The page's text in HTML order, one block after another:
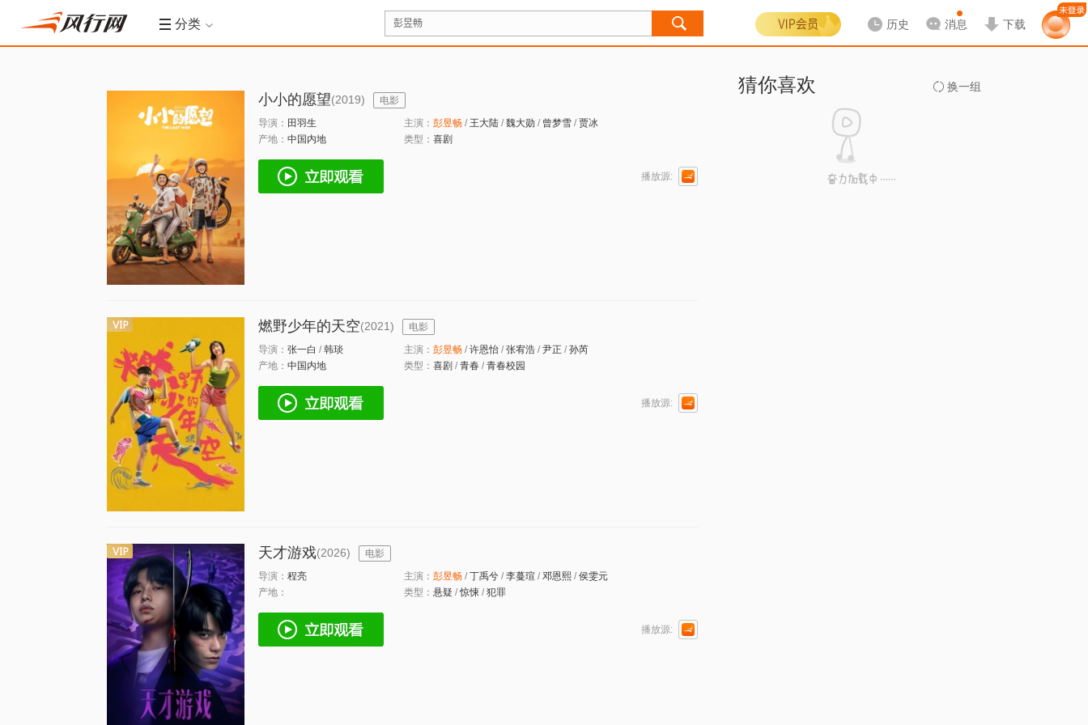
分类 历史 消息 下载
小小的愿望(2019)
电影
导演： 田羽生 主演： 彭昱畅 / 王大陆 / 魏大勋 / 曾梦雪 / 贾冰
产地： 中国内地 类型： 喜剧
播放源:
燃野少年的天空(2021)
电影
导演： 张一白 / 韩琰 主演： 彭昱畅 / 许恩怡 / 张宥浩 / 尹正 / 孙芮
产地： 中国内地 类型： 喜剧 / 青春 / 青春校园
播放源:
天才游戏(2026)
电影
导演： 程亮 主演： 彭昱畅 / 丁禹兮 / 李蔓瑄 / 邓恩熙 / 侯雯元
产地：
类型： 悬疑 /惊悚 / 犯罪
播放源:
猜你喜欢 换一组